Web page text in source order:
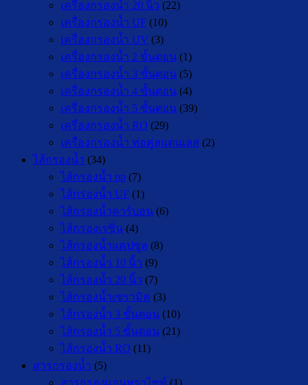
เครื่องกรองน้ำ 20 นิ้ว (22)
เครื่องกรองน้ำ UF (10)
เครื่องกรองน้ำ UV (3)
เครื่องกรองน้ำ 2 ขั้นตอน (1)
เครื่องกรองน้ำ 3 ขั้นตอน (5)
เครื่องกรองน้ำ 4 ขั้นตอน (4)
เครื่องกรองน้ำ 5 ขั้นตอน (39)
เครื่องกรองน้ำ RO (29)
เครื่องกรองน้ำ ท่อคู่สแตนเลส (2)
ไส้กรองน้ำ (34)
ไส้กรองน้ำ pp (7)
ไส้กรองน้ำ UF (1)
ไส้กรองน้ำคาร์บอน (6)
ไส้กรองเรซิ่น (4)
ไส้กรองน้ำแคปซูล (8)
ไส้กรองน้ำ 10 นิ้ว (9)
ไส้กรองน้ำ 20 นิ้ว (7)
ไส้กรองน้ำเซรามิค (3)
ไส้กรองน้ำ 3 ขั้นตอน (10)
ไส้กรองน้ำ 5 ขั้นตอน (21)
ไส้กรองน้ำ RO (11)
สารกรองน้ำ (5)